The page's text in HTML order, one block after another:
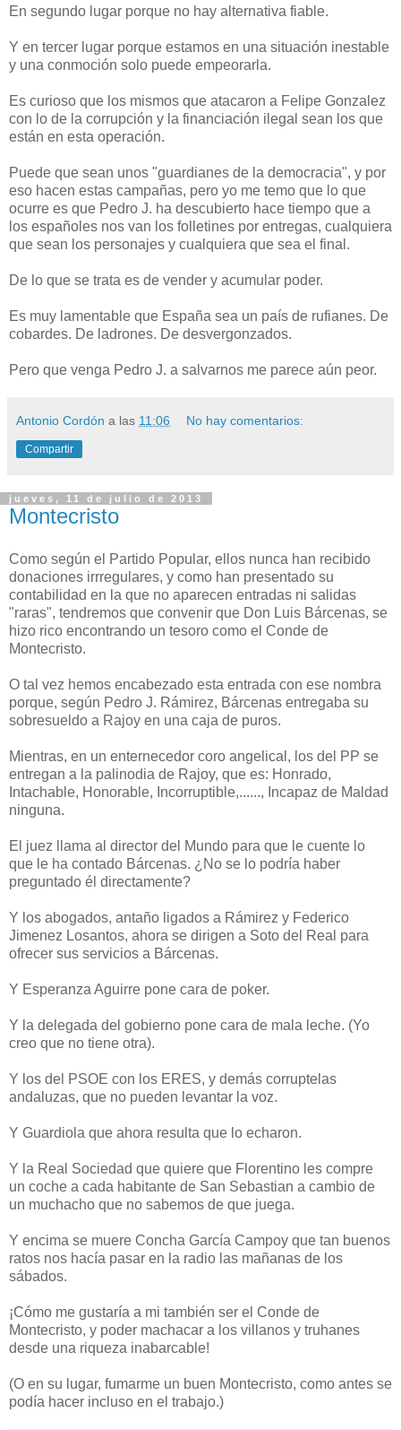
En segundo lugar porque no hay alternativa fiable.
Y en tercer lugar porque estamos en una situación inestable
y una conmoción solo puede empeorarla.
Es curioso que los mismos que atacaron a Felipe Gonzalez
con lo de la corrupción y la financiación ilegal sean los que
están en esta operación.
Puede que sean unos "guardianes de la democracia", y por
eso hacen estas campañas, pero yo me temo que lo que
ocurre es que Pedro J. ha descubierto hace tiempo que a
los españoles nos van los folletines por entregas, cualquiera
que sean los personajes y cualquiera que sea el final.
De lo que se trata es de vender y acumular poder.
Es muy lamentable que España sea un país de rufianes. De
cobardes. De ladrones. De desvergonzados.
Pero que venga Pedro J. a salvarnos me parece aún peor.
Antonio Cordón a las 11:06 No hay comentarios:
Compartir
jueves, 11 de julio de 2013
Montecristo
Como según el Partido Popular, ellos nunca han recibido
donaciones irrregulares, y como han presentado su
contabilidad en la que no aparecen entradas ni salidas
"raras", tendremos que convenir que Don Luis Bárcenas, se
hizo rico encontrando un tesoro como el Conde de
Montecristo.
O tal vez hemos encabezado esta entrada con ese nombra
porque, según Pedro J. Rámirez, Bárcenas entregaba su
sobresueldo a Rajoy en una caja de puros.
Mientras, en un enternecedor coro angelical, los del PP se
entregan a la palinodia de Rajoy, que es: Honrado,
Intachable, Honorable, Incorruptible,......, Incapaz de Maldad
ninguna.
El juez llama al director del Mundo para que le cuente lo
que le ha contado Bárcenas. ¿No se lo podría haber
preguntado él directamente?
Y los abogados, antaño ligados a Rámirez y Federico
Jimenez Losantos, ahora se dirigen a Soto del Real para
ofrecer sus servicios a Bárcenas.
Y Esperanza Aguirre pone cara de poker.
Y la delegada del gobierno pone cara de mala leche. (Yo
creo que no tiene otra).
Y los del PSOE con los ERES, y demás corruptelas
andaluzas, que no pueden levantar la voz.
Y Guardiola que ahora resulta que lo echaron.
Y la Real Sociedad que quiere que Florentino les compre
un coche a cada habitante de San Sebastian a cambio de
un muchacho que no sabemos de que juega.
Y encima se muere Concha García Campoy que tan buenos
ratos nos hacía pasar en la radio las mañanas de los
sábados.
¡Cómo me gustaría a mi también ser el Conde de
Montecristo, y poder machacar a los villanos y truhanes
desde una riqueza inabarcable!
(O en su lugar, fumarme un buen Montecristo, como antes se
podía hacer incluso en el trabajo.)